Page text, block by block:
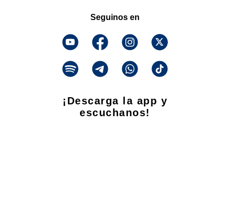
Seguinos en
¡Descarga la app y
escuchanos!